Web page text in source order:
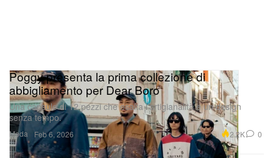
Moda
Poggy presenta la prima collezione di
abbigliamento per Dear Boro
Una capsule di 12 pezzi che esalta l’artigianalità e un design
senza tempo.
Feb 6, 2026 2.2K 0